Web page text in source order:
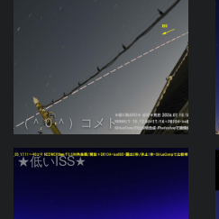
（＾０＾）コメト
★低いISS★